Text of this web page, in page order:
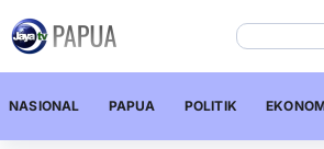
NASIONAL PAPUA POLITIK